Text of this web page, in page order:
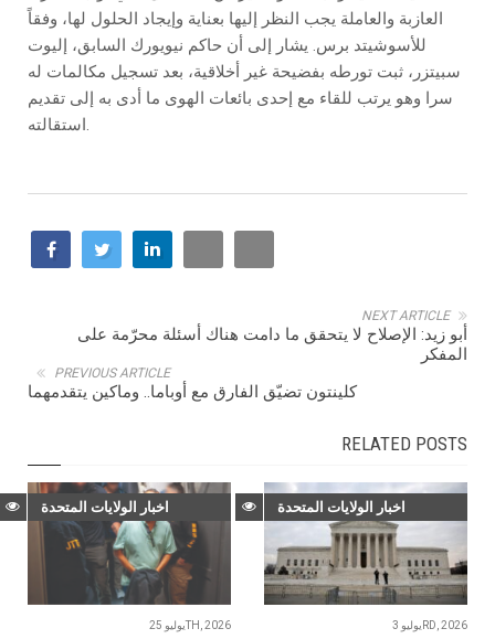
العازبة والعاملة يجب النظر إليها بعناية وإيجاد الحلول لها، وفقاً
للأسوشيتد برس. يشار إلى أن حاكم نيويورك السابق، إليوت
سبيتزر، ثبت تورطه بفضيحة غير أخلاقية، بعد تسجيل مكالمات له
سرا وهو يرتب للقاء مع إحدى بائعات الهوى ما أدى به إلى تقديم
استقالته.
NEXT ARTICLE
أبو زيد: الإصلاح لا يتحقق ما دامت هناك أسئلة محرّمة على
المفكر
PREVIOUS ARTICLE
كلينتون تضيّق الفارق مع أوباما.. وماكين يتقدمهما
RELATED POSTS
اخبار الولايات المتحدة
يوليو 25TH, 2026
اخبار الولايات المتحدة
يوليو 3RD, 2026